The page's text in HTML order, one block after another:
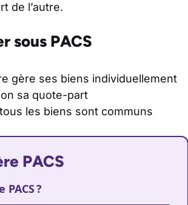
de l’autre.
sous PACS
gère ses biens individuellement
sa quote-part
les biens sont communs
PACS
?